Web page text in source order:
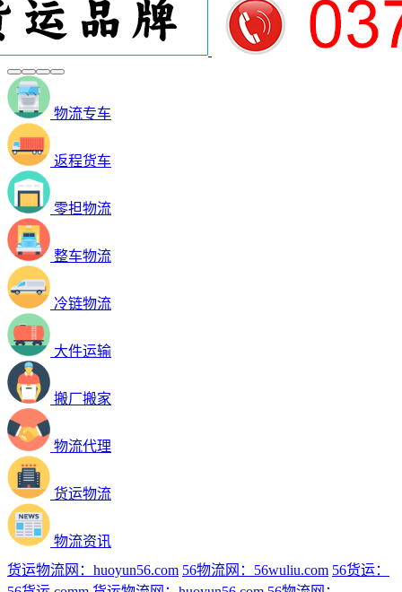
物流专车
返程货车
零担物流
整车物流
冷链物流
大件运输
搬厂搬家
物流代理
货运物流
物流资讯
货运物流网：huoyun56.com 56物流网：56wuliu.com 56货运：